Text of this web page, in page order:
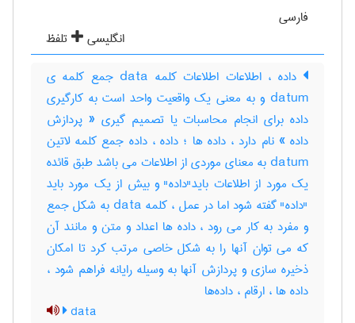
فارسی
انگلیسی
تلفظ
داده ، اطلاعات اطلاعات کلمه data جمع کلمه ی
datum و به معنی یک واقعیت واحد است به کارگیری
داده برای انجام محاسبات یا تصمیم گیری « پردازش
داده » نام دارد ، داده ها ؛ داده ، داده جمع کلمه لاتین
datum به معنای موردی از اطلاعات می باشد طبق قائده
یک مورد از اطلاعات باید"داده" و بیش از یک مورد باید
"داده" گفته شود اما در عمل ، کلمه data به شکل جمع
و مفرد به کار می رود ، داده ها اعداد و متن و مانند آن
که می توان آنها را به شکل خاصی مرتب کرد تا امکان
ذخیره سازی و پردازش آنها به وسیله رایانه فراهم شود ،
داده ها ، ارقام ، داده‌ها
data